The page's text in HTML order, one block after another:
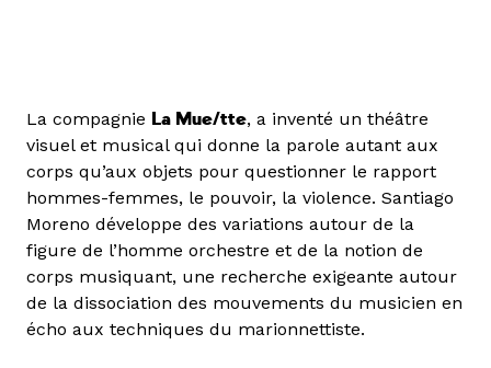
La compagnie La Mue/tte, a inventé un théâtre
visuel et musical qui donne la parole autant aux
corps qu’aux objets pour questionner le rapport
hommes-femmes, le pouvoir, la violence. Santiago
Moreno développe des variations autour de la
figure de l’homme orchestre et de la notion de
corps musiquant, une recherche exigeante autour
de la dissociation des mouvements du musicien en
écho aux techniques du marionnettiste.